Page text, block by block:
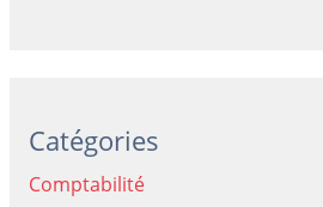
Catégories
Comptabilité